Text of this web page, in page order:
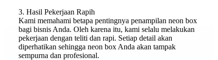
3. Hasil Pekerjaan Rapih
Kami memahami betapa pentingnya penampilan neon box
bagi bisnis Anda. Oleh karena itu, kami selalu melakukan
pekerjaan dengan teliti dan rapi. Setiap detail akan
diperhatikan sehingga neon box Anda akan tampak
sempurna dan profesional.